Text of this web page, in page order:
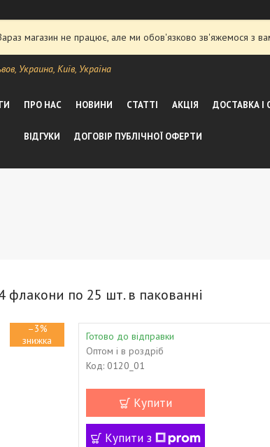
магазин не працює, але ми обов'язково зв'яжемося з
Украина, Київ, Україна
ПРО НАС НОВИНИ СТАТТІ АКЦІЯ ДОСТАВКА І
ВІДГУКИ ДОГОВІР ПУБЛІЧНОЇ ОФЕРТИ
флакони по 25 шт. в пакованні
–3%
Готово до відправки
Оптом і в роздріб
Код: 0120_01
Купити
Купити з